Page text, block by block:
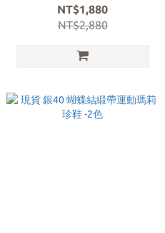
NT$1,880
NT$2,880